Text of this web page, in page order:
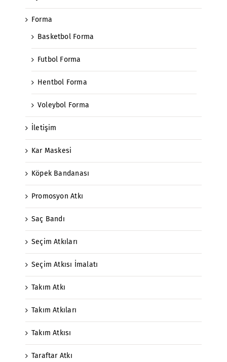
Forma
Basketbol Forma
Futbol Forma
Hentbol Forma
Voleybol Forma
İletişim
Kar Maskesi
Köpek Bandanası
Promosyon Atkı
Saç Bandı
Seçim Atkıları
Seçim Atkısı İmalatı
Takım Atkı
Takım Atkıları
Takım Atkısı
Taraftar Atkı